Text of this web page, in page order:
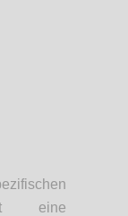
eine